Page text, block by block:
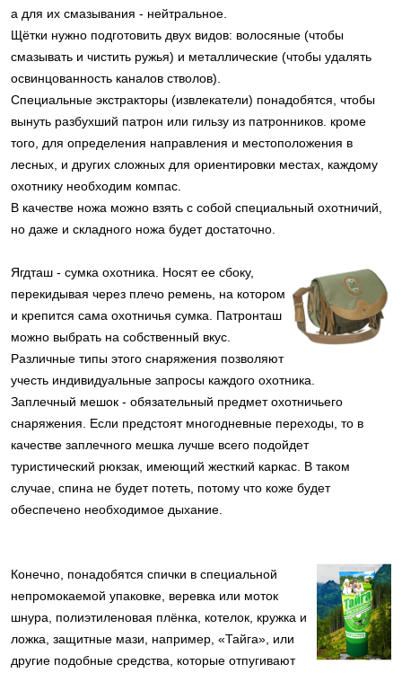
а для их смазывания - нейтральное.
Щётки нужно подготовить двух видов: волосяные (чтобы
смазывать и чистить ружья) и металлические (чтобы удалять
освинцованность каналов стволов).
Специальные экстракторы (извлекатели) понадобятся, чтобы
вынуть разбухший патрон или гильзу из патронников. кроме
того, для определения направления и местоположения в
лесных, и других сложных для ориентировки местах, каждому
охотнику необходим компас.
В качестве ножа можно взять с собой специальный охотничий,
но даже и складного ножа будет достаточно.
Ягдташ - сумка охотника. Носят ее сбоку,
перекидывая через плечо ремень, на котором
и крепится сама охотничья сумка. Патронташ
можно выбрать на собственный вкус.
Различные типы этого снаряжения позволяют
учесть индивидуальные запросы каждого охотника.
Заплечный мешок - обязательный предмет охотничьего
снаряжения. Если предстоят многодневные переходы, то в
качестве заплечного мешка лучше всего подойдет
туристический рюкзак, имеющий жесткий каркас. В таком
случае, спина не будет потеть, потому что коже будет
обеспечено необходимое дыхание.
Конечно, понадобятся спички в специальной
непромокаемой упаковке, веревка или моток
шнура, полиэтиленовая плёнка, котелок, кружка и
ложка, защитные мази, например, «Тайга», или
другие подобные средства, которые отпугивают